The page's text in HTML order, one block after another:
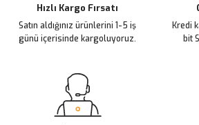
Ürün fiyatı diğer sitelerden daha pahalı.
Bu ürüne benzer farklı alternatifler olmalı.
Hızlı Kargo Fırsatı
Satın aldığınız ürünlerini 1-5 iş
günü içerisinde kargoluyoruz.
Kredi
bit